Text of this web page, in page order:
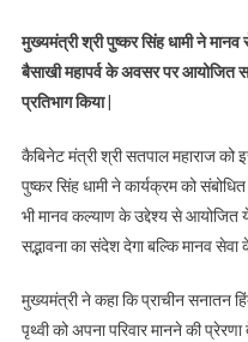
मुख्यमंत्री श्री पुष्कर सिंह धामी ने मानव
बैसाखी महापर्व के अवसर पर आयोजित
प्रतिभाग किया |
कैबिनेट मंत्री श्री सतपाल महाराज
पुष्कर सिंह धामी ने कार्यक्रम को
भी मानव कल्याण के उद्देश्य से
सद्भावना का संदेश देगा बल्कि मानव
मुख्यमंत्री ने कहा कि प्राचीन सनातन
पृथ्वी को अपना परिवार मानने की